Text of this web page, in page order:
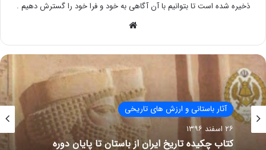
ذخیره شده است تا بتوانیم با آن آگاهی به خود و فرا خود را گسترش دهیم .
آثار باستانی و ارزش های تاریخی
۲۶ اسفند ۱۳۹۶
کتاب چکیده تاریخ ایران از باستان تا پایان دوره